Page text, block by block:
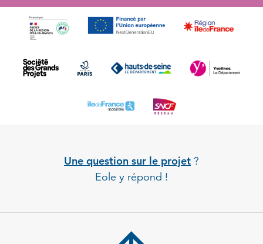
Une question sur le projet ?
Eole y répond !